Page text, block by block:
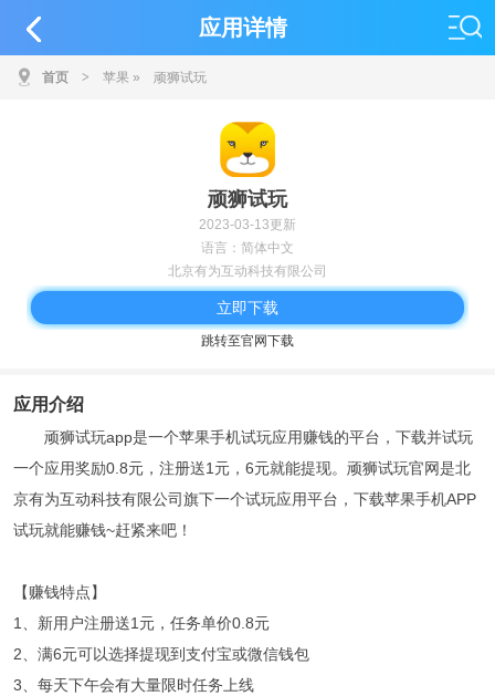
应用详情
首页 > 苹果 » 顽狮试玩
顽狮试玩
2023-03-13更新
语言：简体中文
北京有为互动科技有限公司
立即下载
跳转至官网下载
应用介绍
顽狮试玩app是一个苹果手机试玩应用赚钱的平台，下载并试玩
一个应用奖励0.8元，注册送1元，6元就能提现。顽狮试玩官网是北
京有为互动科技有限公司旗下一个试玩应用平台，下载苹果手机APP
试玩就能赚钱~赶紧来吧！
【赚钱特点】
1、新用户注册送1元，任务单价0.8元
2、满6元可以选择提现到支付宝或微信钱包
3、每天下午会有大量限时任务上线